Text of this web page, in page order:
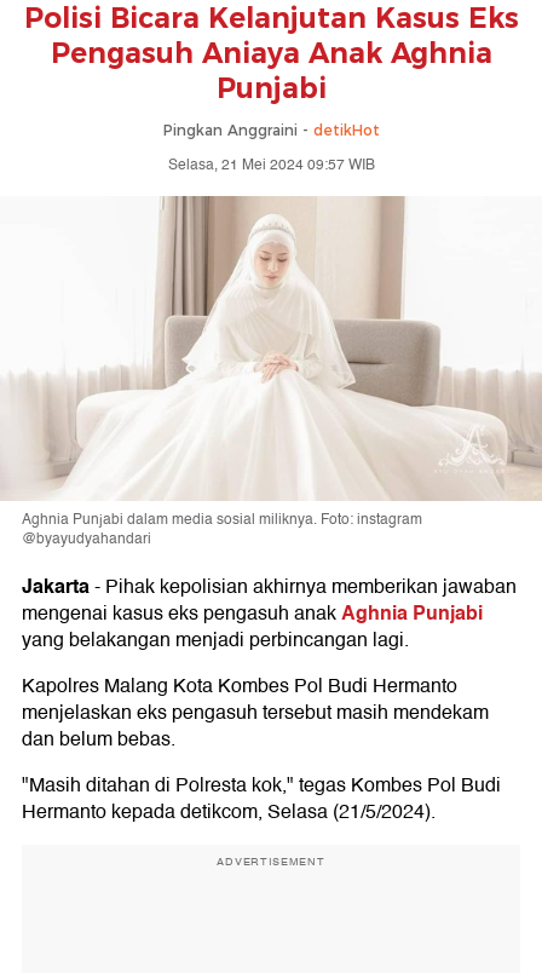
Polisi Bicara Kelanjutan Kasus Eks
Pengasuh Aniaya Anak Aghnia
Punjabi
Pingkan Anggraini - detikHot
Selasa, 21 Mei 2024 09:57 WIB
Aghnia Punjabi dalam media sosial miliknya. Foto: instagram
@byayudyahandari
Jakarta-Pihak kepolisian akhirnya memberikan jawaban
mengenai kasus eks pengasuh anakAghnia Punjabi
yang belakangan menjadi perbincangan lagi.
Kapolres Malang Kota Kombes Pol Budi Hermanto
menjelaskan eks pengasuh tersebut masih mendekam
dan belum bebas.
"Masih ditahan di Polresta kok," tegas Kombes Pol Budi
Hermanto kepada detikcom, Selasa (21/5/2024).
ADVERTISEMENT